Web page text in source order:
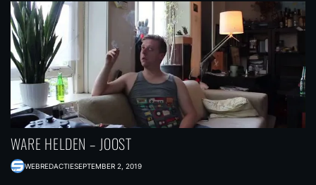
WARE HELDEN – JOOST
WEBREDACTIESEPTEMBER 2, 2019